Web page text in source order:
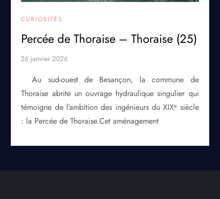
CURIOSITÉS
Percée de Thoraise – Thoraise (25)
Au sud-ouest de Besançon, la commune de
Thoraise abrite un ouvrage hydraulique singulier qui
témoigne de l’ambition des ingénieurs du XIXᵉ siècle
: la Percée de Thoraise.Cet aménagement